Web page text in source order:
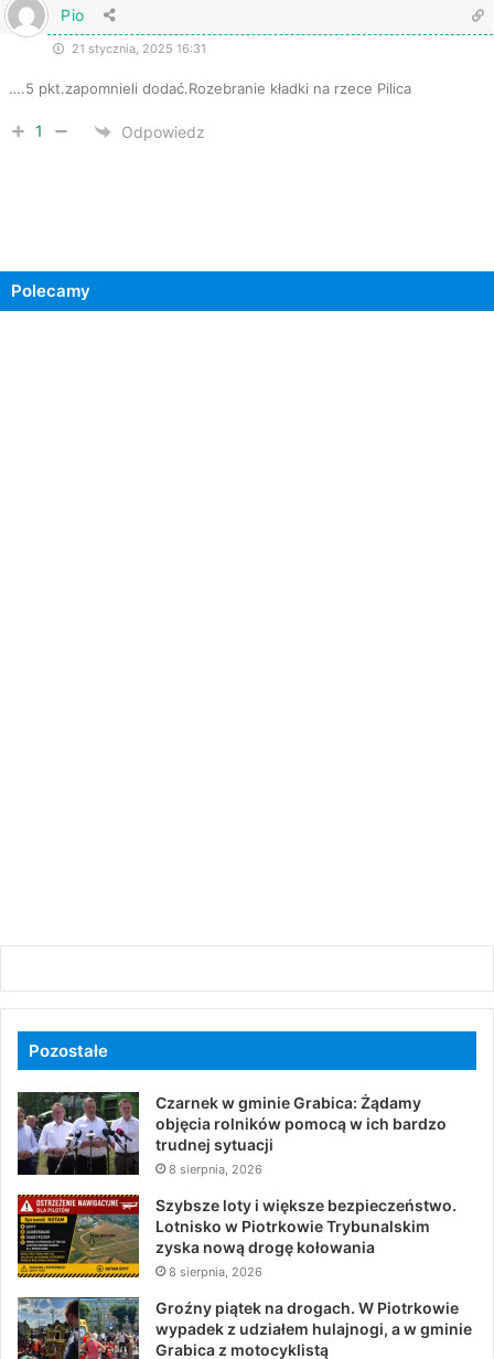
Pio
21 stycznia, 2025 16:31
….5 pkt.zapomnieli dodać.Rozebranie kładki na rzece Pilica
1 Odpowiedz
Polecamy
Pozostałe
Czarnek w gminie Grabica: Żądamy
objęcia rolników pomocą w ich bardzo
trudnej sytuacji
8 sierpnia, 2026
Szybsze loty i większe bezpieczeństwo.
Lotnisko w Piotrkowie Trybunalskim
zyska nową drogę kołowania
8 sierpnia, 2026
Groźny piątek na drogach. W Piotrkowie
wypadek z udziałem hulajnogi, a w gminie
Grabica z motocyklistą